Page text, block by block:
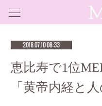
2018.07.10 08:33
恵比寿で1位
「黄帝内経と